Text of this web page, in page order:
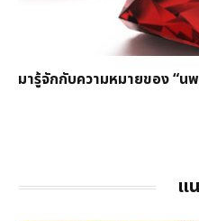
มารู้จักกับความหมายของ “
แ